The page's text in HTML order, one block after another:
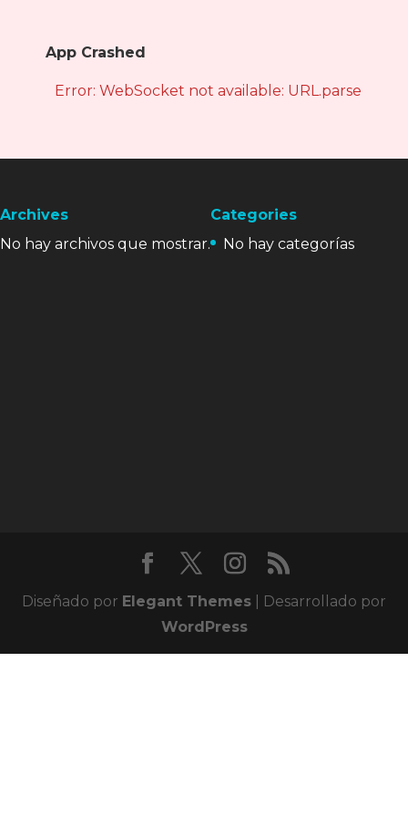
App Crashed
Error: WebSocket not available: URL.parse is
Archives
No hay archivos que mostrar.
Categories
No hay categorías
Diseñado por Elegant Themes | Desarrollado por
WordPress